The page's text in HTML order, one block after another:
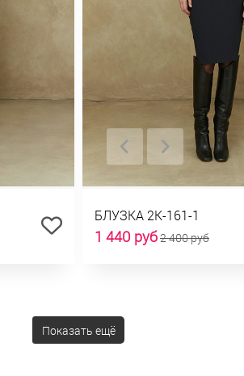
БЛУЗКА 2К-161-1
1 440 руб2 400 руб
Показать ещё